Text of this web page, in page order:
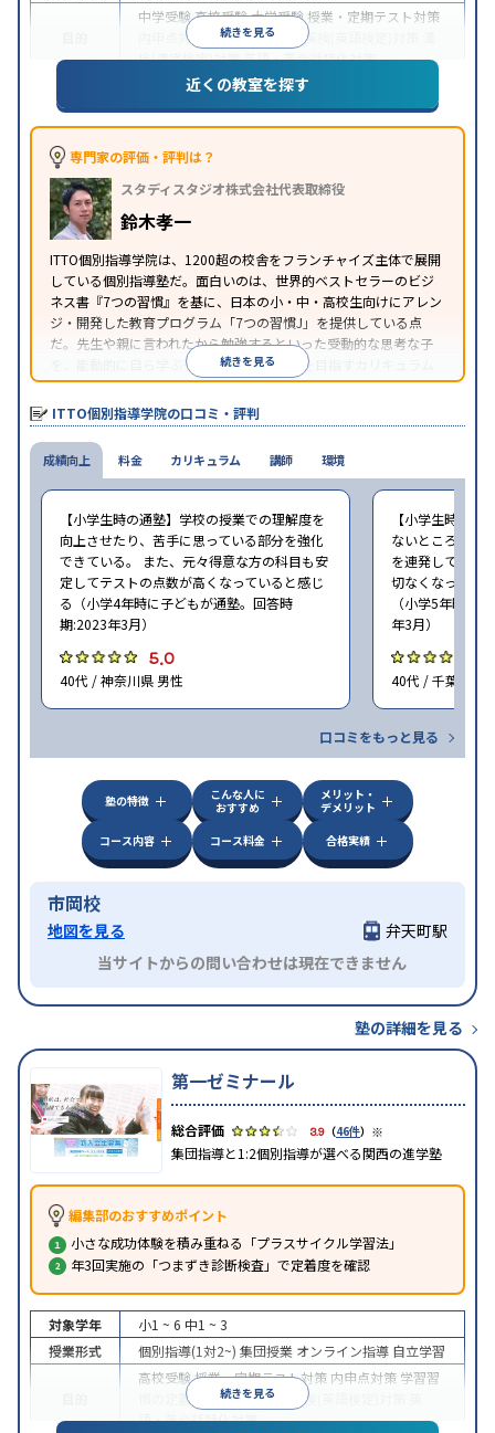
続きを見る
中学受験高校受験大学受験 授業・定期テスト対策
内申点対策
学習習慣の定着 英検(英語検定)対策
検(漢字検定)対策英語・英会話特化対策
1科目から受講可能季節講習のみの受講可
※2023年3月調査。小学校高学年の個別指導塾アンケート調査方法を参
近くの教室を探す
専門家の評価・評判は？
スタディスタジオ株式会社代表取締役
鈴木孝一
ITTO個別指導学院は、1200超の校舎をフランチャイズ主体で展開
している個別指導塾だ。面白いのは、世界的ベストセラーのビジ
ネス書『7つの習慣』を基に、日本の小・中・高校生向けにアレン
ジ・開発した教育プログラム「7つの習慣J」を提供している点
だ。先生や親に言われたから勉強するといった受動的な思考な子
を、能動的に自ら学ぶ子に育てていくことを目指すカリキュラム
である。個別指導の授業とは別に、集団授業形式の特別講座とし
て別料金で提供されるので、単なる成績アップ以上の、子どもの
心の成長を求める家庭にオススメだ。
続きを見る
ITTO個別指導学院の口コミ・評判
成績向上
【小学生時の通塾】学校の授業での理解度を
向上させたり、苦手に思っている部分を強化
できている。 また、元々得意な方の科目も安
定してテストの点数が高くなっていると感じ
る（小学4年時に子どもが通塾。回答時
期:2023年3月）
5.0
40代 / 神奈川県 男性
【小学生時の通
ないところがあ
を連発していた
切なくなった。
（小学5年時に
年3月）
40代 / 千葉県 女
口コミをもっと見る
料金 カリキュラム 講師 環境
塾の特徴
こんな人に
おすすめ
メリット・
デメリット
コース内容
コース料金 合格実績
市岡校
地図を見る
弁天町駅
当サイトからの問い合わせは現在できません
塾の詳細を見る
第一ゼミナール
3.9 （46件） ※
集団指導と1:2個別指導が選べる関西の進学塾
編集部のおすすめポイント
小さな成功体験を積み重ねる「プラスサイクル学習法」
年3回実施の「つまずき診断検査」で定着度を確認
続きを見る
対象学年 小1 ~ 6 中1 ~ 3
授業形式
個別指導(1対2~) 集団授業 オンライン指導 自立学習
高校受験授業・定期テスト対策 内申点対策 学習習
慣の定着
学校別特化対策 英検(英語検定)対策
語・英会話特化対策